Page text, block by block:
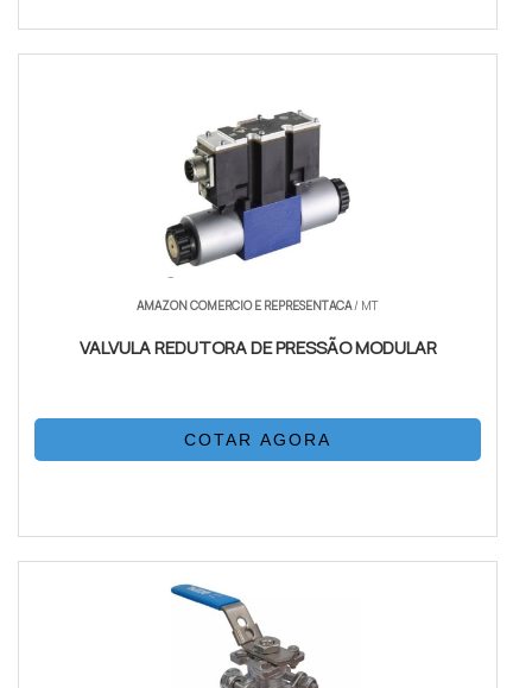
AMAZON COMERCIO E REPRESENTACA/ MT
VALVULA REDUTORA DE PRESSÃO MODULAR
COTAR AGORA